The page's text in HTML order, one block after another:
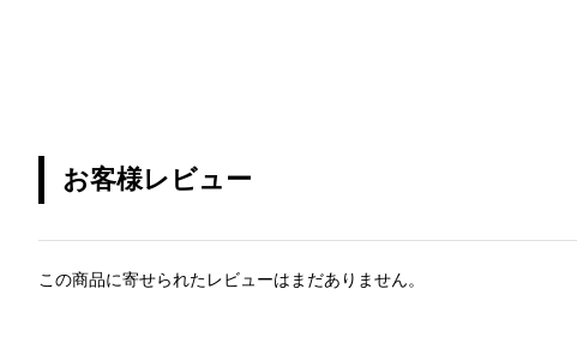
お客様レビュー
この商品に寄せられたレビューはまだありません。